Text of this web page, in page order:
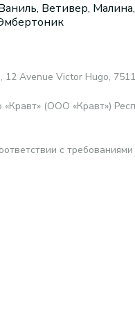
Ветивер,
12 Avenue Victor Hugo,
(ООО «Кравт»)
с требованиями